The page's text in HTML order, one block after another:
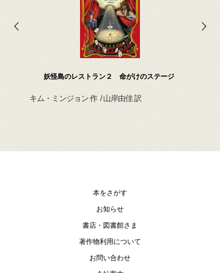
妖怪島のレストラン２ 命がけのステージ
キム・ミンジョン 作 / 山岸由佳 訳
本をさがす
お知らせ
書店・図書館さま
著作物利用について
お問い合わせ